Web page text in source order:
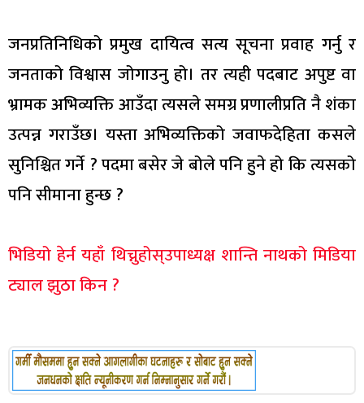
जनप्रतिनिधिको प्रमुख दायित्व सत्य सूचना प्रवाह गर्नु र
जनताको विश्वास जोगाउनु हो। तर त्यही पदबाट अपुष्ट वा
भ्रामक अभिव्यक्ति आउँदा त्यसले समग्र प्रणालीप्रति नै शंका
उत्पन्न गराउँछ। यस्ता अभिव्यक्तिको जवाफदेहिता कसले
सुनिश्चित गर्ने ? पदमा बसेर जे बोले पनि हुने हो कि त्यसको
पनि सीमाना हुन्छ ?
भिडियो हेर्न यहाँ थिच्नुहोस्उपाध्यक्ष शान्ति नाथको मिडिया
ट्याल झुठा किन ?